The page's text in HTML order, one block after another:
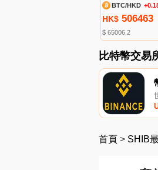
BTC/HKD
HK$ 506463
$ 65006.2
比特幣交易
首頁 > SHIB